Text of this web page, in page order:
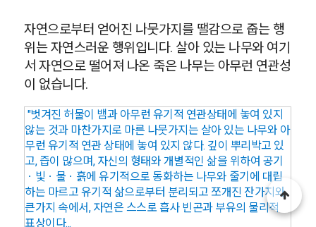
자연으로부터 얻어진 나뭇가지를 땔감으로 줍는 행
위는 자연스러운 행위입니다. 살아 있는 나무와 여기
서 자연으로 떨어져 나온 죽은 나무는 아무런 연관성
이 없습니다.
"벗겨진 허물이 뱀과 아무런 유기적 연관상태에 놓여 있지
않는 것과 마찬가지로 마른 나뭇가지는 살아 있는 나무와 아
무런 유기적 연관 상태에 놓여 있지 않다. 깊이 뿌리박고 있
고, 즙이 많으며, 자신의 형태와 개별적인 삶을 위하여 공기
ㆍ빛ㆍ물ㆍ흙에 유기적으로 동화하는 나무와 줄기에 대립
하는 마르고 유기적 삶으로부터 분리되고 쪼개진 잔가지와
큰가지 속에서, 자연은 스스로 흡사 빈곤과 부유의 물리적
표상이다...